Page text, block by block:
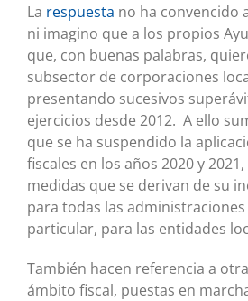
La respuesta no ha convencido
ni imagino que a los propios
que, con buenas palabras,
subsector de corporaciones
presentando sucesivos
ejercicios desde 2012. A ello
que se ha suspendido la
fiscales en los años 2020 y
medidas que se derivan de su
para todas las administraciones
particular, para las entidades
También hacen referencia a
ámbito fiscal, puestas en